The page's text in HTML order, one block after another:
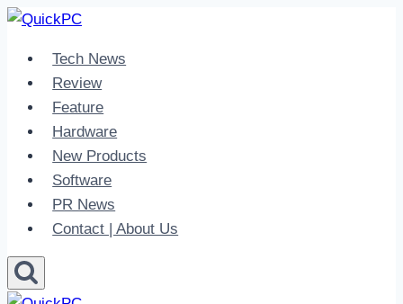
Skip
contentTech News
Review
Feature
Hardware
New Products
Software
PR News
Contact | About Us